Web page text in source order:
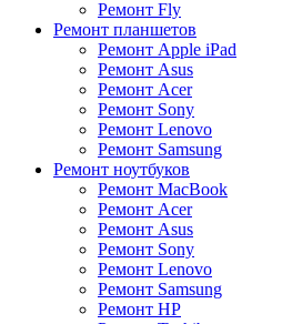
Ремонт Fly
Ремонт планшетов
Ремонт Apple iPad
Ремонт Asus
Ремонт Acer
Ремонт Sony
Ремонт Lenovo
Ремонт Samsung
Ремонт ноутбуков
Ремонт MacBook
Ремонт Acer
Ремонт Asus
Ремонт Sony
Ремонт Lenovo
Ремонт Samsung
Ремонт HP